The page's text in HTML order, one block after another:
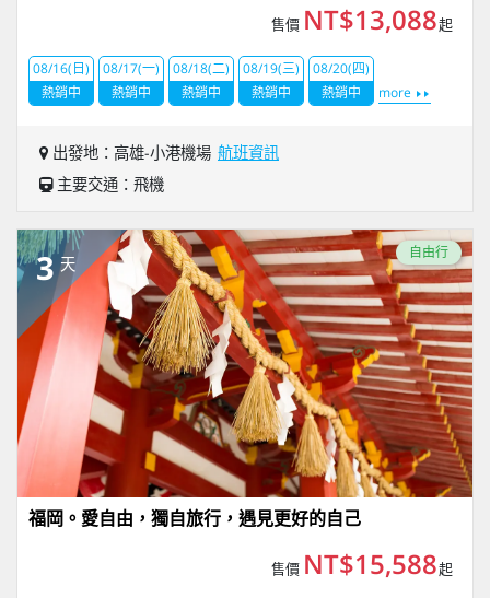
售價 NT$13,088起
08/16(日)
熱銷中
08/17(一)
熱銷中
08/18(二)
熱銷中
08/19(三)
熱銷中
08/20(四)
熱銷中
more
出發地：高雄-小港機場 航班資訊
主要交通：飛機
3 天
自由行
福岡。愛自由，獨自旅行，遇見更好的自己
售價 NT$15,588起